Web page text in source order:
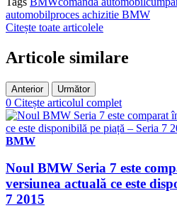
automobilproces achizitie BMW
Citește toate articolele
Articole similare
Anterior Următor
0 Citește articolul complet
BMW
Noul BMW Seria 7 este
versiunea actuală ce este
7 2015